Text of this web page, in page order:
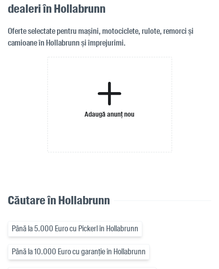
dealeri în Hollabrunn
Oferte selectate pentru mașini, motociclete, rulote, remorci și
camioane în Hollabrunn și împrejurimi.
Adaugă anunț nou
Căutare în Hollabrunn
Până la 5.000 Euro cu Pickerl în Hollabrunn
Până la 10.000 Euro cu garanție în Hollabrunn